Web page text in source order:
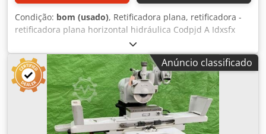
Condição: bom (usado), Retificadora plana, retificadora -
retificadora plana horizontal hidráulica Codpjd A Idxsfx
Acmjha -placa magnética: 300 x 150 mm -motor do rebolo:
1,1 kW 2800 rpm -refrigeração por água com filtro -
diâmetro do rebolo: 200 mm -dimensões de transporte:
1470/1170/A1920 mm -peso: 1090 kg
Anúncio classificado